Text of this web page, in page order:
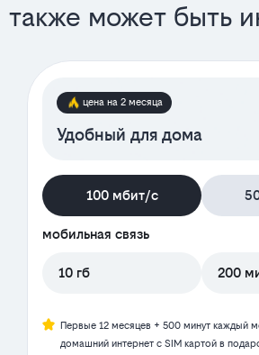
также может быть
цена на 2 месяца
Удобный для дома
100 мбит/с
мобильная связь
10 гб 200
Первые 12 месяцев + 500 минут каждый
домашний интернет с SIM картой в